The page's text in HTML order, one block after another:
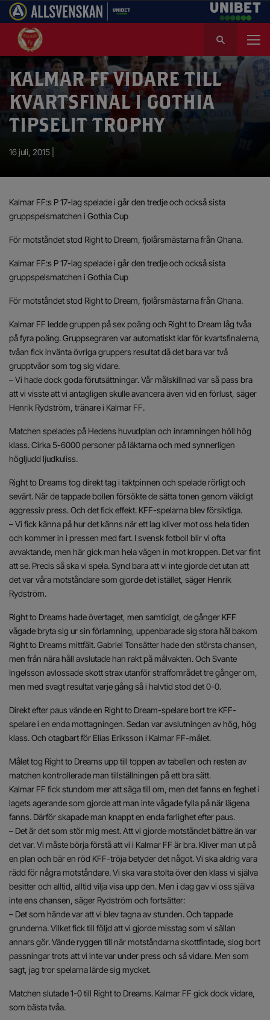
k
e
f
KALMAR FF VIDARE TILL
KVARTSFINAL I GOTHIA
TIPSELIT TROPHY
16 juli, 2015 |
Kalmar FF:s P 17-lag spelade i går den tredje och också sista
gruppspelsmatchen i Gothia Cup
För motståndet stod Right to Dream, fjolårsmästarna från Ghana.
Kalmar FF:s P 17-lag spelade i går den tredje och också sista
gruppspelsmatchen i Gothia Cup
För motståndet stod Right to Dream, fjolårsmästarna från Ghana.
Kalmar FF ledde gruppen på sex poäng och Right to Dream låg tvåa
på fyra poäng. Gruppsegraren var automatiskt klar för kvartsfinalerna,
tvåan fick invänta övriga gruppers resultat då det bara var två
grupptvåor som tog sig vidare.
– Vi hade dock goda förutsättningar. Vår målskillnad var så pass bra
att vi visste att vi antagligen skulle avancera även vid en förlust, säger
Henrik Rydström, tränare i Kalmar FF.
Matchen spelades på Hedens huvudplan och inramningen höll hög
klass. Cirka 5-6000 personer på läktarna och med synnerligen
högljudd ljudkuliss.
Right to Dreams tog direkt tag i taktpinnen och spelade rörligt och
sevärt. När de tappade bollen försökte de sätta tonen genom väldigt
aggressiv press. Och det fick effekt. KFF-spelarna blev försiktiga.
– Vi fick känna på hur det känns när ett lag kliver mot oss hela tiden
och kommer in i pressen med fart. I svensk fotboll blir vi ofta
avvaktande, men här gick man hela vägen in mot kroppen. Det var fint
att se. Precis så ska vi spela. Synd bara att vi inte gjorde det utan att
det var våra motståndare som gjorde det istället, säger Henrik
Rydström.
Right to Dreams hade övertaget, men samtidigt, de gånger KFF
vågade bryta sig ur sin förlamning, uppenbarade sig stora hål bakom
Right to Dreams mittfält. Gabriel Tonsätter hade den största chansen,
men från nära håll avslutade han rakt på målvakten. Och Svante
Ingelsson avlossade skott strax utanför straffområdet tre gånger om,
men med svagt resultat varje gång så i halvtid stod det 0-0.
Direkt efter paus vände en Right to Dream-spelare bort tre KFF-
spelare i en enda mottagningen. Sedan var avslutningen av hög, hög
klass. Och otagbart för Elias Eriksson i Kalmar FF-målet.
Målet tog Right to Dreams upp till toppen av tabellen och resten av
matchen kontrollerade man tillställningen på ett bra sätt.
Kalmar FF fick stundom mer att säga till om, men det fanns en feghet i
lagets agerande som gjorde att man inte vågade fylla på när lägena
fanns. Därför skapade man knappt en enda farlighet efter paus.
– Det är det som stör mig mest. Att vi gjorde motståndet bättre än var
det var. Vi måste börja förstå att vi i Kalmar FF är bra. Kliver man ut på
en plan och bär en röd KFF-tröja betyder det något. Vi ska aldrig vara
rädd för några motståndare. Vi ska vara stolta över den klass vi själva
besitter och alltid, alltid vilja visa upp den. Men i dag gav vi oss själva
inte ens chansen, säger Rydström och fortsätter:
– Det som hände var att vi blev tagna av stunden. Och tappade
grunderna. Vilket fick till följd att vi gjorde misstag som vi sällan
annars gör. Vände ryggen till när motståndarna skottfintade, slog bort
passningar trots att vi inte var under press och så vidare. Men som
sagt, jag tror spelarna lärde sig mycket.
Matchen slutade 1-0 till Right to Dreams. Kalmar FF gick dock vidare,
som bästa tvåa.